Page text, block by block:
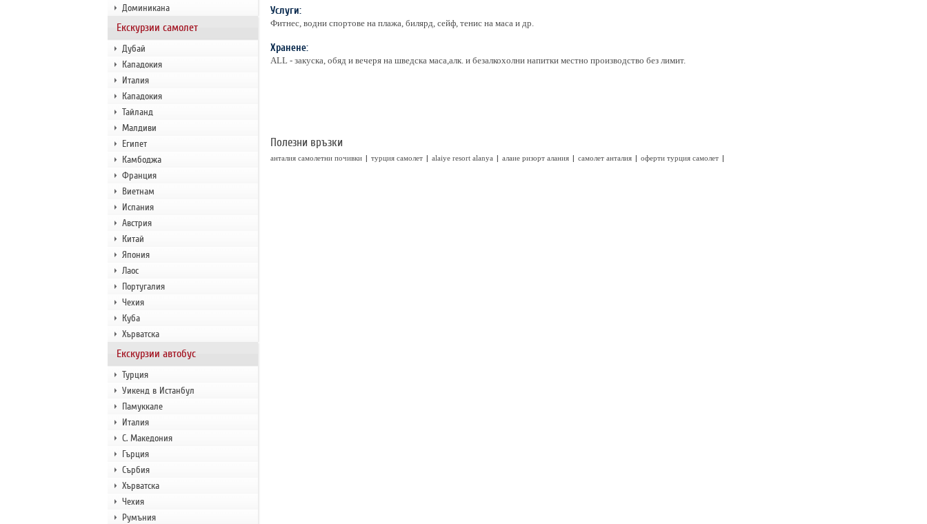
Доминикана
Екскурзии самолет
Дубай
Кападокия
Италия
Кападокия
Тайланд
Малдиви
Египет
Камбоджа
Франция
Виетнам
Испания
Австрия
Китай
Япония
Лаос
Португалия
Чехия
Куба
Хърватска
Екскурзии автобус
Турция
Уикенд в Истанбул
Памуккале
Италия
С. Македония
Гърция
Сърбия
Хърватска
Чехия
Румъния
Услуги:
Фитнес, водни спортове на плажа, билярд, сейф, тенис на маса и др.
Хранене:
ALL - закуска, обяд и вечеря на шведска маса,алк. и безалкохолни напитки местно производство без лимит.
Полезни връзки
анталия самолетни почивки | турция самолет | alaiye resort alanya | алаие ризорт алания | самолет анталия | оферти турция самолет |